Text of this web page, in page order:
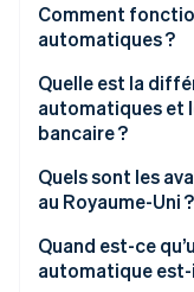
Stripe
Découvrez
Regarder la
Comment
automatiques ?
Quelle est la
automatiques et
bancaire ?
Quels sont les
au Royaume-Uni ?
Quand est-ce
automatique